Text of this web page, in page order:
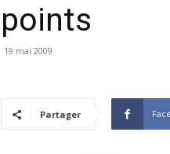
points
19 mai 2009
Partager